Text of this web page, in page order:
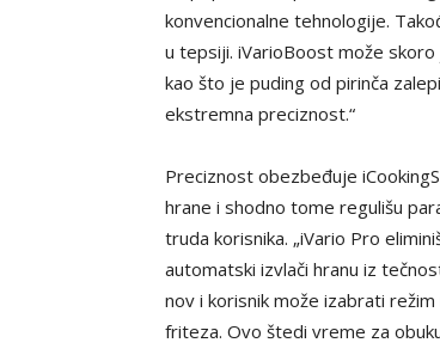
konvencionalne tehnologije.
u tepsiji. iVarioBoost može
kao što je puding od pirinča
ekstremna preciznost.“
Preciznost obezbeđuje
hrane i shodno tome regulišu
truda korisnika. „iVario Pro
automatski izvlači hranu iz
nov i korisnik može izabrati
friteza. Ovo štedi vreme za